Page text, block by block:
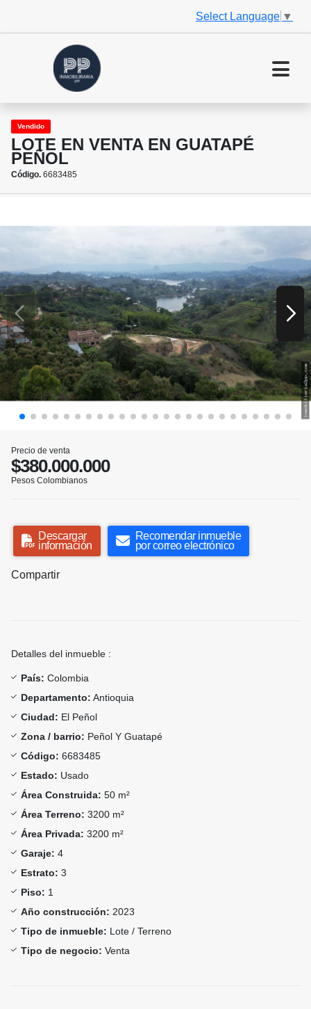
Select Language ▼
Vendido
LOTE EN VENTA EN GUATAPÉ
PEÑOL
Código. 6683485
Precio de venta
$380.000.000
Pesos Colombianos
Descargar
información
Recomendar inmueble
por correo electrónico
Compartir
Detalles del inmueble :
País: Colombia
Departamento: Antioquia
Ciudad: El Peñol
Zona / barrio: Peñol Y Guatapé
Código: 6683485
Estado: Usado
Área Construida: 50 m²
Área Terreno: 3200 m²
Área Privada: 3200 m²
Garaje: 4
Estrato: 3
Piso: 1
Año construcción: 2023
Tipo de inmueble: Lote / Terreno
Tipo de negocio: Venta